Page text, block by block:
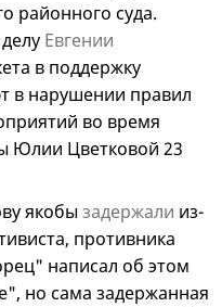
районного суда.
Евгении
в поддержку
в нарушении правил
во время
Юлии Цветковой 23
якобызадержали из-
противника
написал об этом
но сама задержанная